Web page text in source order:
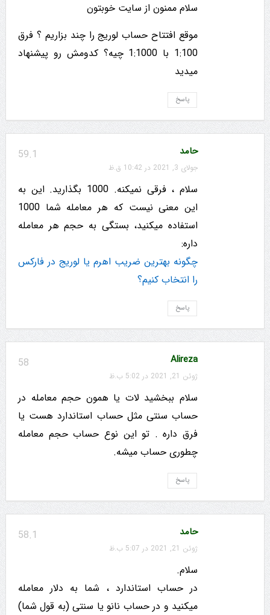
سلام ممنون از سایت خوبتون
موقع افتتاح حساب لوریج را چند بزاریم ؟ فرق
1:100 با 1:1000 چیه؟ کدومش رو پیشنهاد
میدید
پاسخ
59.1 حامد
جولای 3, 2021 در 10:42 ق.ظ
سلام ، فرقی نمیکنه. 1000 بگذارید. این به
این معنی نیست که هر معامله شما 1000
استفاده میکنید، بستگی به حجم هر معامله
داره:
چگونه بهترین ضریب اهرم یا لوریج در فارکس
را انتخاب کنیم؟
پاسخ
58 Alireza
ژوئن 21, 2021 در 5:02 ب.ظ
سلام ببخشید لات یا همون حجم معامله در
حساب سنتی مثل حساب استاندارد هست یا
فرق داره . تو این نوع حساب حجم معامله
چطوری حساب میشه.
پاسخ
58.1 حامد
ژوئن 21, 2021 در 5:07 ب.ظ
سلام.
در حساب استاندارد ، شما به دلار معامله
میکنید و در حساب نانو یا سنتی (به قول شما)